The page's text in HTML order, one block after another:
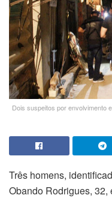
Dois suspeitos por envolvimento
Três homens,
Obando Rodrigues,